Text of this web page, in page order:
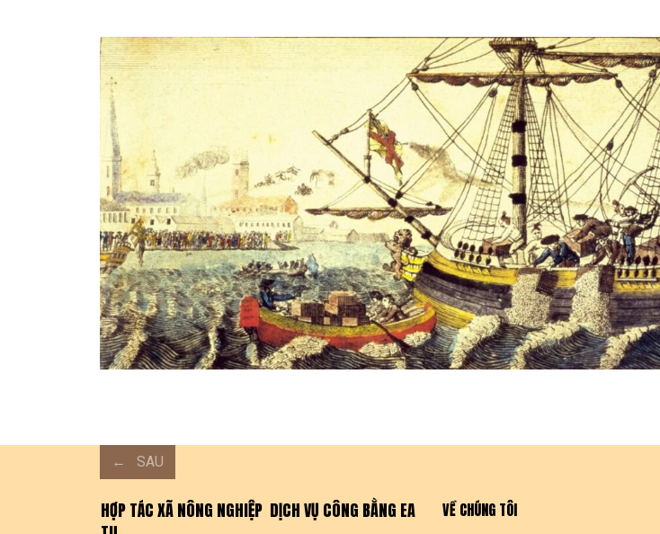
SAU
HỢP TÁC XÃ NÔNG NGHIỆP DỊCH VỤ CÔNG BẰNG EA
VỀ CHÚNG TÔI